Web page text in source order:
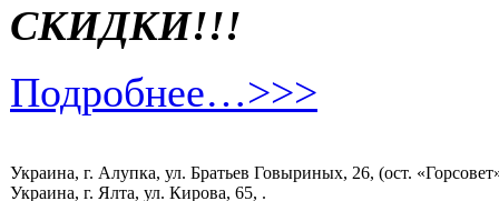
СКИДКИ!!!
Подробнее…>>>
Украина, г. Алупка, ул. Братьев Говыриных, 26, (ост.
Украина, г. Ялта, ул. Кирова, 65, .